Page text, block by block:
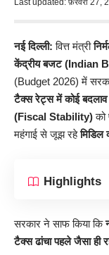
Last updated: फ़रवरी 27,
नई दिल्ली: वित्त मंत्री
केंद्रीय बजट (Indian
(Budget 2026) में
टैक्स रेट्स में कोई बदलाव
(Fiscal Stability)को
महंगाई से जूझ रहेमिडिल
Highlights
सरकार ने साफ किया कि
टैक्स ढांचा पहले जैसा ही